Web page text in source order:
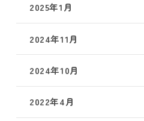
2025年1月
2024年11月
2024年10月
2022年4月